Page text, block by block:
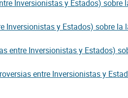
Inversionistas y Estados) sobre
y Estados) sobre la
entre Inversionistas y Estados)
entre Inversionistas y